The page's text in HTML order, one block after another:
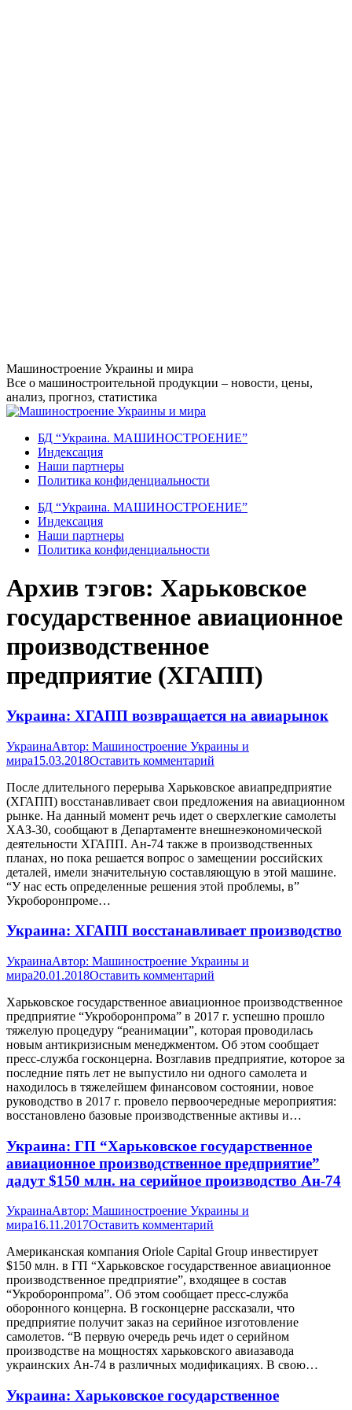
Перейти
к
содержанию
Машиностроение Украины и мира
Все о машиностроительной продукции – новости, цены,
анализ, прогноз, статистика
БД “Украина. МАШИНОСТРОЕНИЕ”
Индекcация
Наши партнеры
Политика конфиденциальности
БД “Украина. МАШИНОСТРОЕНИЕ”
Индекcация
Наши партнеры
Политика конфиденциальности
Архив тэгов: Харьковское
государственное авиационное
производственное
предприятие (ХГАПП)
Украина: ХГАПП возвращается на авиарынок
УкраинаАвтор: Машиностроение Украины и
мира15.03.2018Оставить комментарий
После длительного перерыва Харьковское авиапредприятие
(ХГАПП) восстанавливает свои предложения на авиационном
рынке. На данный момент речь идет о сверхлегкие самолеты
ХАЗ-30, сообщают в Департаменте внешнеэкономической
деятельности ХГАПП. Ан-74 также в производственных
планах, но пока решается вопрос о замещении российских
деталей, имели значительную составляющую в этой машине.
“У нас есть определенные решения этой проблемы, в”
Укроборонпроме…
Украина: ХГАПП восстанавливает производство
УкраинаАвтор: Машиностроение Украины и
мира20.01.2018Оставить комментарий
Харьковское государственное авиационное производственное
предприятие “Укроборонпрома” в 2017 г. успешно прошло
тяжелую процедуру “реанимации”, которая проводилась
новым антикризисным менеджментом. Об этом сообщает
пресс-служба госконцерна. Возглавив предприятие, которое за
последние пять лет не выпустило ни одного самолета и
находилось в тяжелейшем финансовом состоянии, новое
руководство в 2017 г. провело первоочередные мероприятия:
восстановлено базовые производственные активы и…
Украина: ГП “Харьковское государственное
авиационное производственное предприятие”
дадут $150 млн. на серийное производство Ан-74
УкраинаАвтор: Машиностроение Украины и
мира16.11.2017Оставить комментарий
Американская компания Oriole Capital Group инвестирует
$150 млн. в ГП “Харьковское государственное авиационное
производственное предприятие”, входящее в состав
“Укроборонпрома”. Об этом сообщает пресс-служба
оборонного концерна. В госконцерне рассказали, что
предприятие получит заказ на серийное изготовление
самолетов. “В первую очередь речь идет о серийном
производстве на мощностях харьковского авиазавода
украинских Ан-74 в различных модификациях. В свою…
Украина: Харьковское государственное